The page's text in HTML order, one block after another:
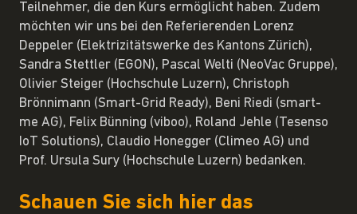
Teilnehmer, die den Kurs ermöglicht haben. Zudem
möchten wir uns bei den Referierenden Lorenz
Deppeler (Elektrizitätswerke des Kantons Zürich),
Sandra Stettler (EGON), Pascal Welti (NeoVac Gruppe),
Olivier Steiger (Hochschule Luzern), Christoph
Brönnimann (Smart-Grid Ready), Beni Riedi (smart-
me AG), Felix Bünning (viboo), Roland Jehle (Tesenso
IoT Solutions), Claudio Honegger (Climeo AG) und
Prof. Ursula Sury (Hochschule Luzern) bedanken.
Schauen Sie sich hier das